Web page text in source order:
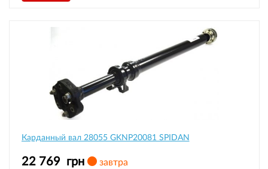
Карданный вал 28055 GKNP20081 SPIDAN
22 769 грн
завтра